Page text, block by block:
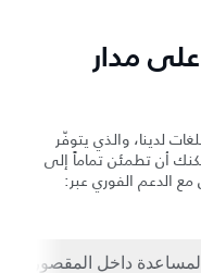
مدار
لدينا، والذي يتوفّر
أن تطمئن تماماً إلى
الدعم الفوري عبر:
داخل المقصورة